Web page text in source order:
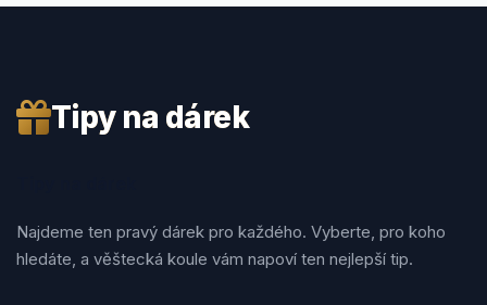
Tipy na dárek
Najdeme ten pravý dárek pro každého. Vyberte, pro koho
hledáte, a věštecká koule vám napoví ten nejlepší tip.